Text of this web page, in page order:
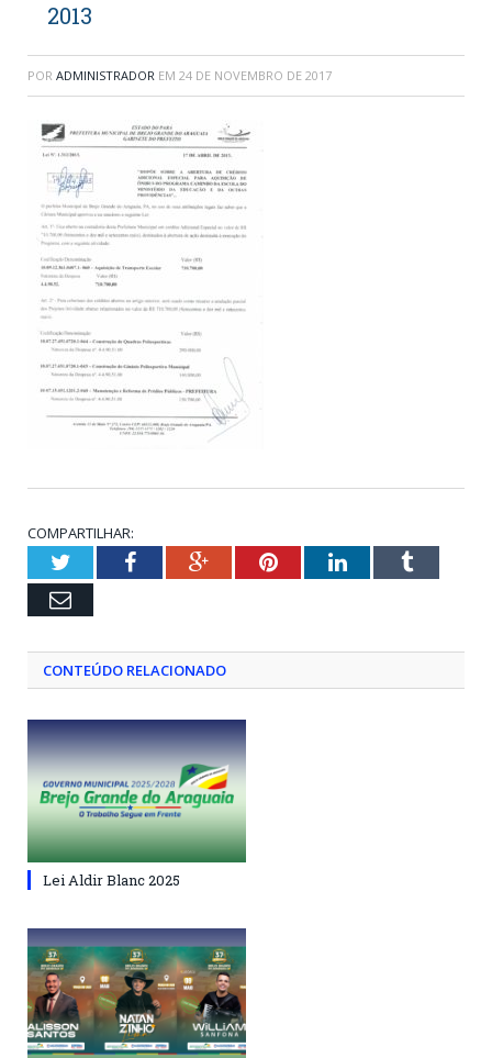
2013
POR ADMINISTRADOR EM 24 DE NOVEMBRO DE 2017
COMPARTILHAR:
TwitterFacebookGoogle+PinterestLinkedInTumblr
Email
CONTEÚDO RELACIONADO
Lei Aldir Blanc 2025